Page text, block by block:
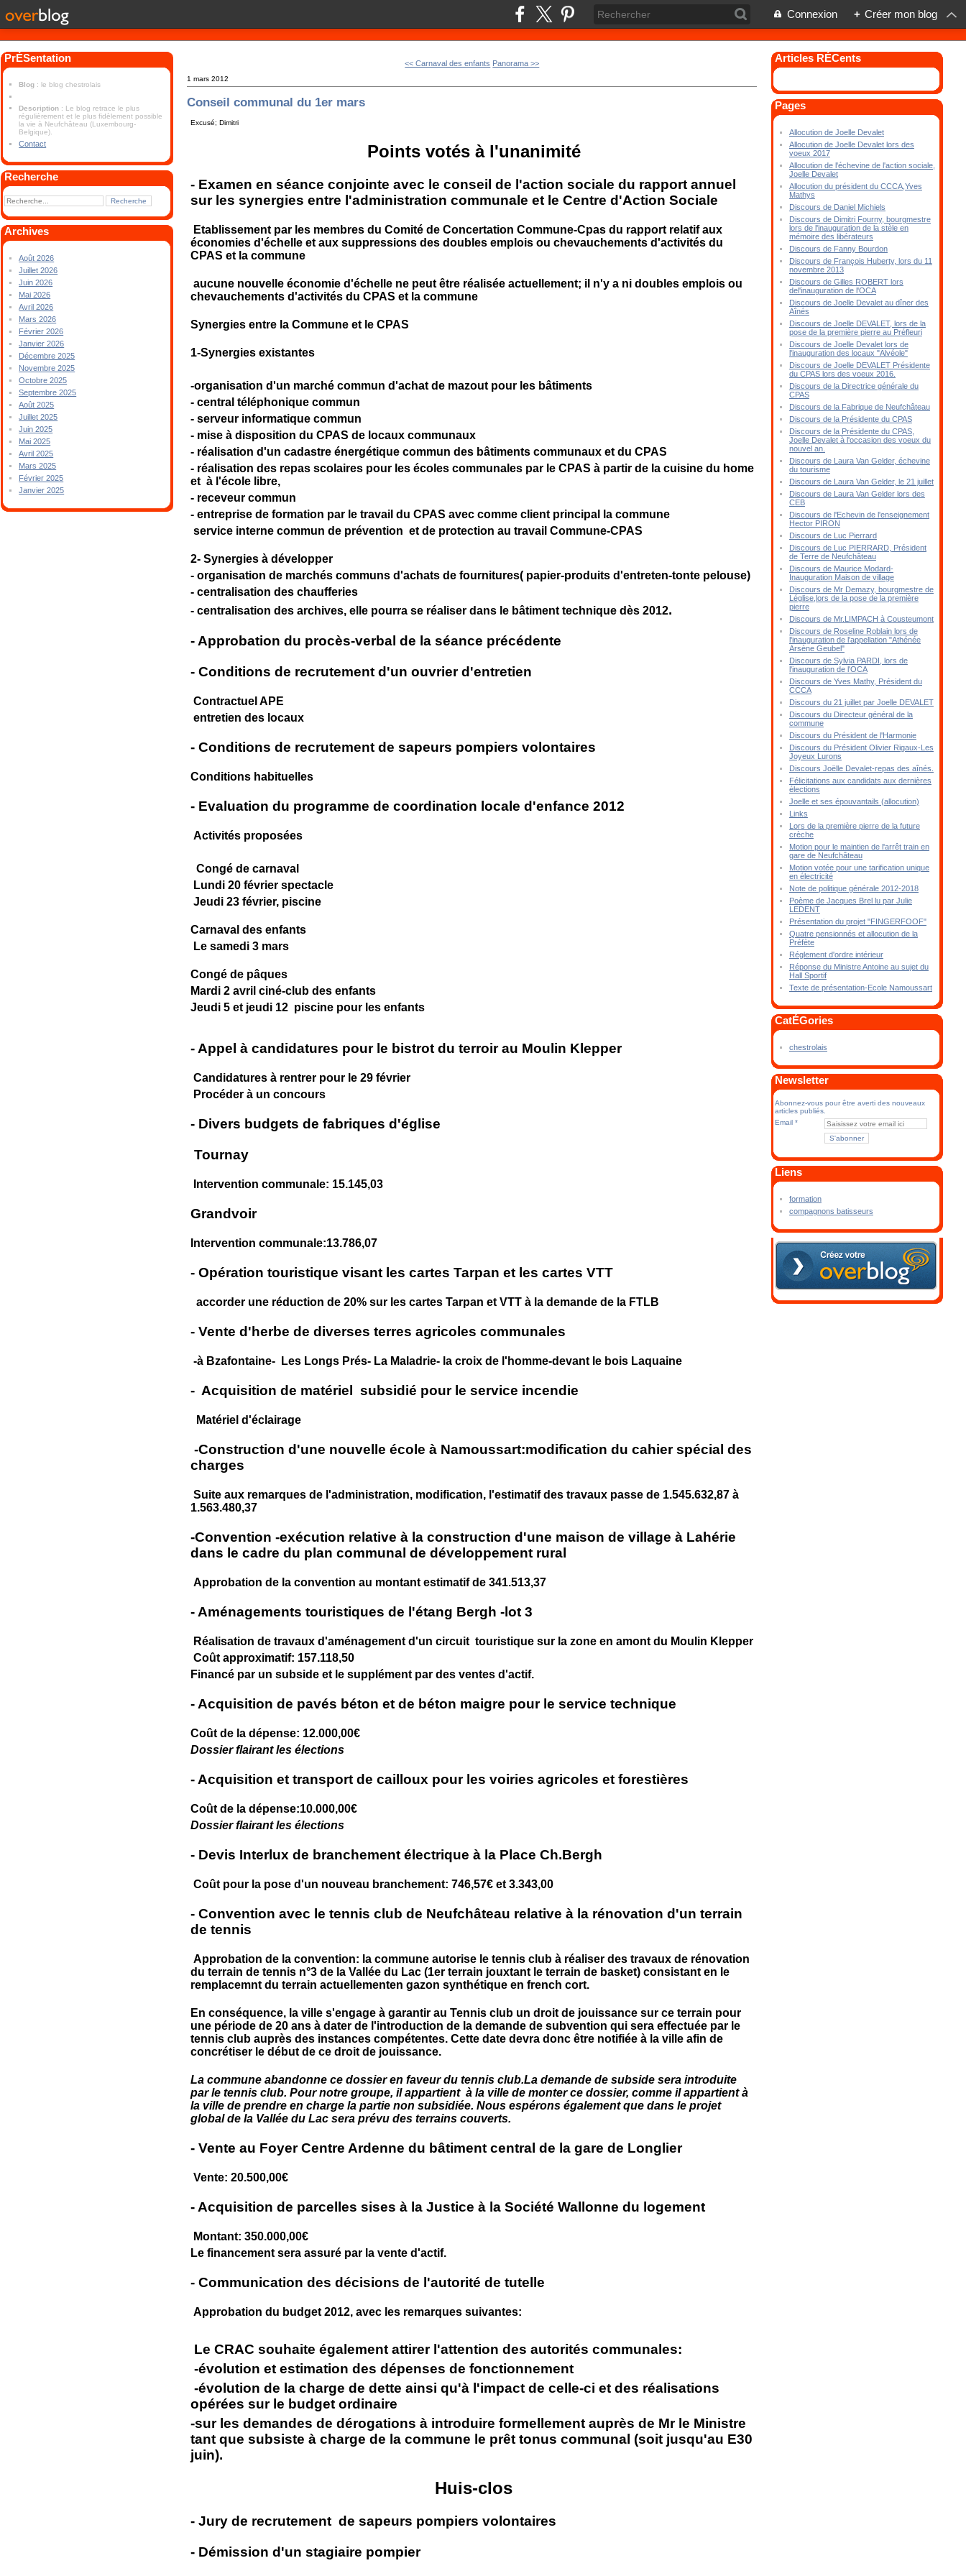
Connexion + Créer mon blog
PrÉSentation
Blog : le blog chestrolais
Description : Le blog retrace le plus
régulièrement et le plus fidèlement possible
la vie à Neufchâteau (Luxembourg-
Belgique).
Contact
Recherche
Archives
Août 2026
Juillet 2026
Juin 2026
Mai 2026
Avril 2026
Mars 2026
Février 2026
Janvier 2026
Décembre 2025
Novembre 2025
Octobre 2025
Septembre 2025
Août 2025
Juillet 2025
Juin 2025
Mai 2025
Avril 2025
Mars 2025
Février 2025
Janvier 2025
<< Carnaval des enfants Panorama >>
1 mars 2012
Conseil communal du 1er mars
Excusé; Dimitri
Points votés à l'unanimité
- Examen en séance conjointe avec le conseil de l'action sociale du rapport annuel
sur les synergies entre l'administration communale et le Centre d'Action Sociale
Etablissement par les membres du Comité de Concertation Commune-Cpas du rapport relatif aux
économies d'échelle et aux suppressions des doubles emplois ou chevauchements d'activités du
CPAS et la commune
aucune nouvelle économie d'échelle ne peut être réalisée actuellement; il n'y a ni doubles emplois ou
chevauchements d'activités du CPAS et la commune
Synergies entre la Commune et le CPAS
1-Synergies existantes
-organisation d'un marché commun d'achat de mazout pour les bâtiments
- central téléphonique commun
- serveur informatique commun
- mise à disposition du CPAS de locaux communaux
- réalisation d'un cadastre énergétique commun des bâtiments communaux et du CPAS
- réalisation des repas scolaires pour les écoles communales par le CPAS à partir de la cuisine du home
et à l'école libre,
- receveur commun
- entreprise de formation par le travail du CPAS avec comme client principal la commune
service interne commun de prévention et de protection au travail Commune-CPAS
2- Synergies à développer
- organisation de marchés communs d'achats de fournitures( papier-produits d'entreten-tonte pelouse)
- centralisation des chaufferies
- centralisation des archives, elle pourra se réaliser dans le bâtiment technique dès 2012.
- Approbation du procès-verbal de la séance précédente
- Conditions de recrutement d'un ouvrier d'entretien
Contractuel APE
entretien des locaux
- Conditions de recrutement de sapeurs pompiers volontaires
Conditions habituelles
- Evaluation du programme de coordination locale d'enfance 2012
Activités proposées
Congé de carnaval
Lundi 20 février spectacle
Jeudi 23 février, piscine
Carnaval des enfants
Le samedi 3 mars
Congé de pâques
Mardi 2 avril ciné-club des enfants
Jeudi 5 et jeudi 12 piscine pour les enfants
- Appel à candidatures pour le bistrot du terroir au Moulin Klepper
Candidatures à rentrer pour le 29 février
Procéder à un concours
- Divers budgets de fabriques d'église
Tournay
Intervention communale: 15.145,03
Grandvoir
Intervention communale:13.786,07
- Opération touristique visant les cartes Tarpan et les cartes VTT
accorder une réduction de 20% sur les cartes Tarpan et VTT à la demande de la FTLB
- Vente d'herbe de diverses terres agricoles communales
-à Bzafontaine- Les Longs Prés- La Maladrie- la croix de l'homme-devant le bois Laquaine
- Acquisition de matériel subsidié pour le service incendie
Matériel d'éclairage
-Construction d'une nouvelle école à Namoussart:modification du cahier spécial des
charges
Suite aux remarques de l'administration, modification, l'estimatif des travaux passe de 1.545.632,87 à
1.563.480,37
-Convention -exécution relative à la construction d'une maison de village à Lahérie
dans le cadre du plan communal de développement rural
Approbation de la convention au montant estimatif de 341.513,37
- Aménagements touristiques de l'étang Bergh -lot 3
Réalisation de travaux d'aménagement d'un circuit touristique sur la zone en amont du Moulin Klepper
Coût approximatif: 157.118,50
Financé par un subside et le supplément par des ventes d'actif.
- Acquisition de pavés béton et de béton maigre pour le service technique
Coût de la dépense: 12.000,00€
Dossier flairant les élections
- Acquisition et transport de cailloux pour les voiries agricoles et forestières
Coût de la dépense:10.000,00€
Dossier flairant les élections
- Devis Interlux de branchement électrique à la Place Ch.Bergh
Coût pour la pose d'un nouveau branchement: 746,57€ et 3.343,00
- Convention avec le tennis club de Neufchâteau relative à la rénovation d'un terrain
de tennis
Approbation de la convention: la commune autorise le tennis club à réaliser des travaux de rénovation
du terrain de tennis n°3 de la Vallée du Lac (1er terrain jouxtant le terrain de basket) consistant en le
remplacemnt du terrain actuellementen gazon synthétique en french cort.
En conséquence, la ville s'engage à garantir au Tennis club un droit de jouissance sur ce terrain pour
une période de 20 ans à dater de l'introduction de la demande de subvention qui sera effectuée par le
tennis club auprès des instances compétentes. Cette date devra donc être notifiée à la ville afin de
concrétiser le début de ce droit de jouissance.
La commune abandonne ce dossier en faveur du tennis club.La demande de subside sera introduite
par le tennis club. Pour notre groupe, il appartient à la ville de monter ce dossier, comme il appartient à
la ville de prendre en charge la partie non subsidiée. Nous espérons également que dans le projet
global de la Vallée du Lac sera prévu des terrains couverts.
- Vente au Foyer Centre Ardenne du bâtiment central de la gare de Longlier
Vente: 20.500,00€
- Acquisition de parcelles sises à la Justice à la Société Wallonne du logement
Montant: 350.000,00€
Le financement sera assuré par la vente d'actif.
- Communication des décisions de l'autorité de tutelle
Approbation du budget 2012, avec les remarques suivantes:
Le CRAC souhaite également attirer l'attention des autorités communales:
-évolution et estimation des dépenses de fonctionnement
-évolution de la charge de dette ainsi qu'à l'impact de celle-ci et des réalisations
opérées sur le budget ordinaire
-sur les demandes de dérogations à introduire formellement auprès de Mr le Ministre
tant que subsiste à charge de la commune le prêt tonus communal (soit jusqu'au E30
juin).
Huis-clos
- Jury de recrutement de sapeurs pompiers volontaires
- Démission d'un stagiaire pompier
Articles RÉCents
Pages
Allocution de Joelle Devalet
Allocution de Joelle Devalet lors des
voeux 2017
Allocution de l'échevine de l'action sociale,
Joelle Devalet
Allocution du président du CCCA,Yves
Mathys
Discours de Daniel Michiels
Discours de Dimitri Fourny, bourgmestre
lors de l'inauguration de la stèle en
mémoire des libérateurs
Discours de Fanny Bourdon
Discours de François Huberty, lors du 11
novembre 2013
Discours de Gilles ROBERT lors
del'inauguration de l'OCA
Discours de Joelle Devalet au dîner des
Aînés
Discours de Joelle DEVALET, lors de la
pose de la première pierre au Préfleuri
Discours de Joelle Devalet lors de
l'inauguration des locaux "Alvéole"
Discours de Joelle DEVALET Présidente
du CPAS lors des voeux 2016.
Discours de la Directrice générale du
CPAS
Discours de la Fabrique de Neufchâteau
Discours de la Présidente du CPAS
Discours de la Présidente du CPAS,
Joelle Devalet à l'occasion des voeux du
nouvel an.
Discours de Laura Van Gelder, échevine
du tourisme
Discours de Laura Van Gelder, le 21 juillet
Discours de Laura Van Gelder lors des
CEB
Discours de l'Echevin de l'enseignement
Hector PIRON
Discours de Luc Pierrard
Discours de Luc PIERRARD, Président
de Terre de Neufchâteau
Discours de Maurice Modard-
Inauguration Maison de village
Discours de Mr Demazy, bourgmestre de
Léglise,lors de la pose de la première
pierre
Discours de Mr.LIMPACH à Cousteumont
Discours de Roseline Roblain lors de
l'inauguration de l'appellation "Athénée
Arsène Geubel"
Discours de Sylvia PARDI, lors de
l'inauguration de l'OCA
Discours de Yves Mathy, Président du
CCCA
Discours du 21 juillet par Joelle DEVALET
Discours du Directeur général de la
commune
Discours du Président de l'Harmonie
Discours du Président Olivier Rigaux-Les
Joyeux Lurons
Discours Joëlle Devalet-repas des aînés.
Félicitations aux candidats aux dernières
élections
Joelle et ses épouvantails (allocution)
Links
Lors de la première pierre de la future
crèche
Motion pour le maintien de l'arrêt train en
gare de Neufchâteau
Motion votée pour une tarification unique
en électricité
Note de politique générale 2012-2018
Poème de Jacques Brel lu par Julie
LEDENT
Présentation du projet "FINGERFOOF"
Quatre pensionnés et allocution de la
Préfète
Réglement d'ordre intérieur
Réponse du Ministre Antoine au sujet du
Hall Sportif
Texte de présentation-Ecole Namoussart
CatÉGories
chestrolais
Newsletter
Abonnez-vous pour être averti des nouveaux
articles publiés.
Email
Liens
formation
compagnons batisseurs